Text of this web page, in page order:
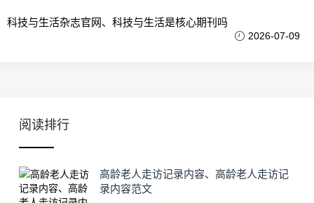
科技与生活杂志官网、科技与生活是核心期刊吗
2026-07-09
阅读排行
高龄老人走访记录内容、高龄老人走访记
录内容范文